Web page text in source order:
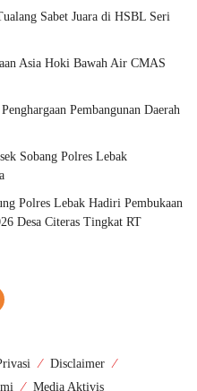
Sabet Juara di HSBL Seri
Asia Hoki Bawah Air CMAS
Pembangunan Daerah
Sobang Polres Lebak
Polres Lebak Hadiri Pembukaan
Desa Citeras Tingkat RT
Disclaimer
Media Aktivis